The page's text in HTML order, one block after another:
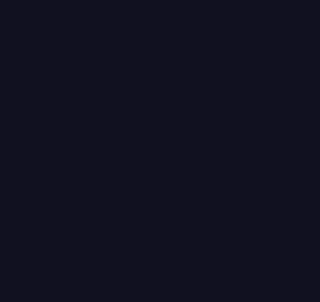
tanto tu
el código para
del desarrollador. ¿Por qué es
acorta esa etapa al tomar el